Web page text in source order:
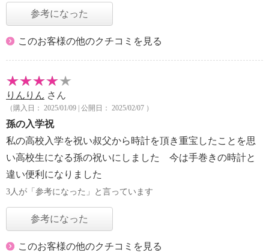
参考になった
このお客様の他のクチコミを見る
りんりん さん
（購入日： 2025/01/09 | 公開日： 2025/02/07 ）
孫の入学祝
私の高校入学を祝い叔父から時計を頂き重宝したことを思
い高校生になる孫の祝いにしました 今は手巻きの時計と
違い便利になりました
3人が「参考になった」と言っています
参考になった
このお客様の他のクチコミを見る